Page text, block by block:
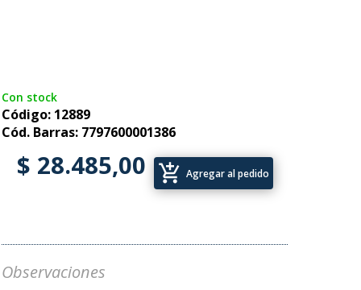
Con stock
Código: 12889
Cód. Barras: 7797600001386
$ 28.485,00 add_shopping_cart Agregar al pedido
Observaciones